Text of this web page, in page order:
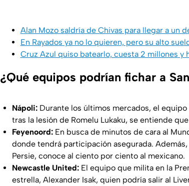
Alan Mozo saldría de Chivas para llegar a un
En Rayados ya no lo quieren, pero su alto
Cruz Azul quiso batearlo, cuesta 2 millones
¿Qué equipos podrían fichar a
Nápoli: Durante los últimos mercados, el
tras la lesión de Romelu Lukaku, se entiende
Feyenoord: En busca de minutos de cara al
donde tendrá participación asegurada.
Persie, conoce al ciento por ciento al mexicano.
Newcastle United: El equipo que milita en la
estrella, Alexander Isak, quien podría salir al